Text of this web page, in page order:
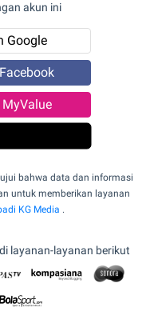
akun ini
Google
bahwa data dan informasi
untuk memberikan layanan
KG Media .
layanan-layanan berikut